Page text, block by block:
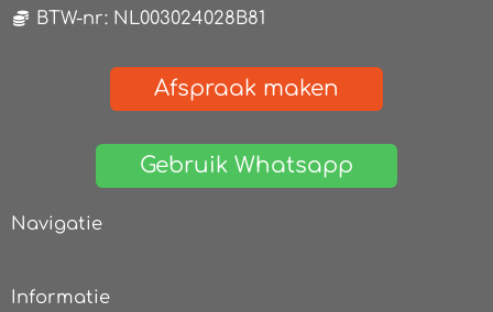
BTW-nr: NL003024028B81
Afspraak maken
Gebruik Whatsapp
Navigatie
Informatie